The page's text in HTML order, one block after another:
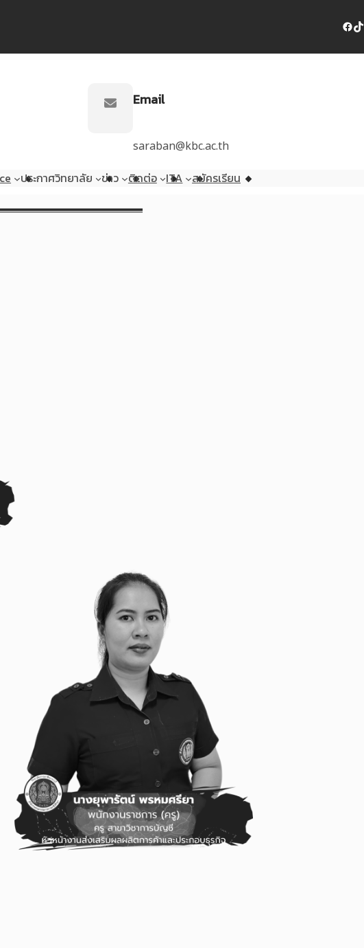
Facebook TikTok
Email
saraban@kbc.ac.th
ประกาศวิทยาลัย ข่าว ติดต่อ ITA สมัครเรียน